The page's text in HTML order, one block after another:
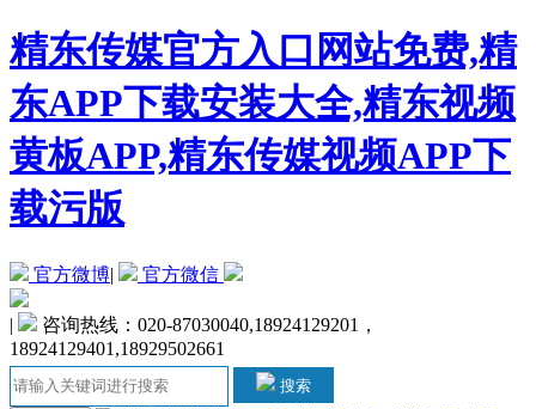
精东传媒官方入口网站免费,精
东APP下载安装大全,精东视频
黄板APP,精东传媒视频APP下
载污版
官方微博| 官方微信
|
咨询热线：020-87030040,18924129201，
18924129401,18929502661
搜索